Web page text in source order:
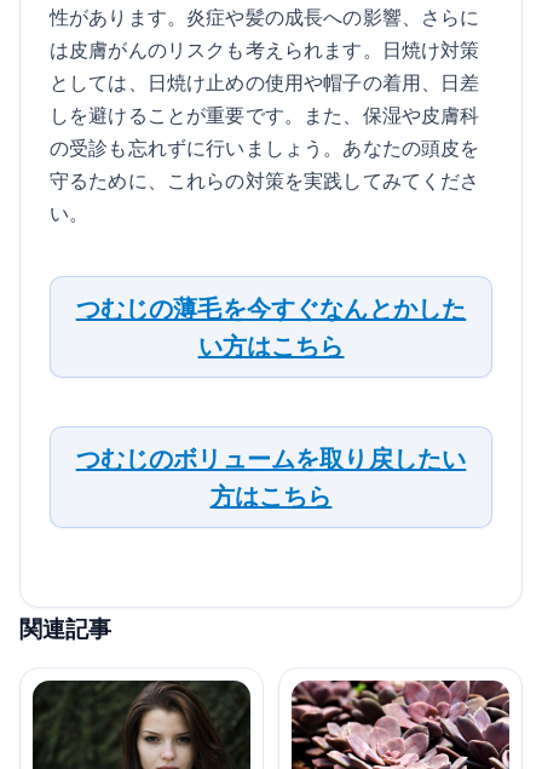
性があります。炎症や髪の成長への影響、さらに
は皮膚がんのリスクも考えられます。日焼け対策
としては、日焼け止めの使用や帽子の着用、日差
しを避けることが重要です。また、保湿や皮膚科
の受診も忘れずに行いましょう。あなたの頭皮を
守るために、これらの対策を実践してみてくださ
い。
つむじの薄毛を今すぐなんとかした
い方はこちら
つむじのボリュームを取り戻したい
方はこちら
関連記事